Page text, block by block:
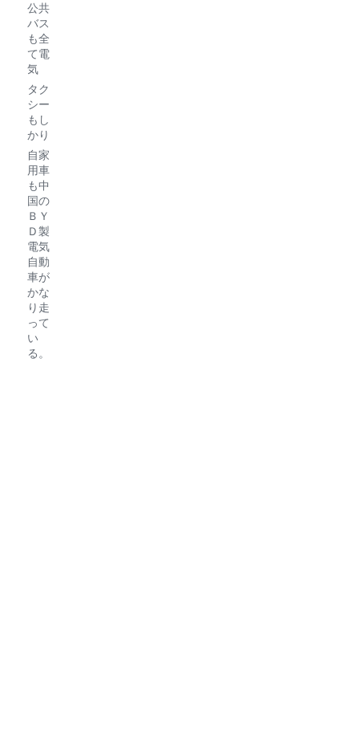
公共
バス
も全
て電
気
タク
シー
もし
かり
自家
用車
も中
国の
ＢＹ
Ｄ製
電気
自動
車が
かな
り走
って
い
る。